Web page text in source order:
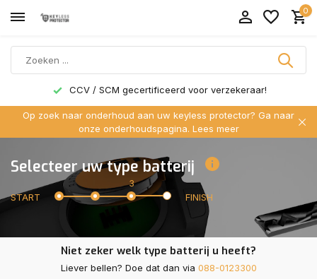
0
CCV / SCM gecertificeerd voor verzekeraar!
Op zoek naar onderhoud aan uw keyless protector? Ga naar
onze onderhoudspagina. Lees meer
Selecteer uw type batterij
START
3
FINISH
Niet zeker welk type batterij u heeft?
Liever bellen? Doe dat dan via 088-0123300